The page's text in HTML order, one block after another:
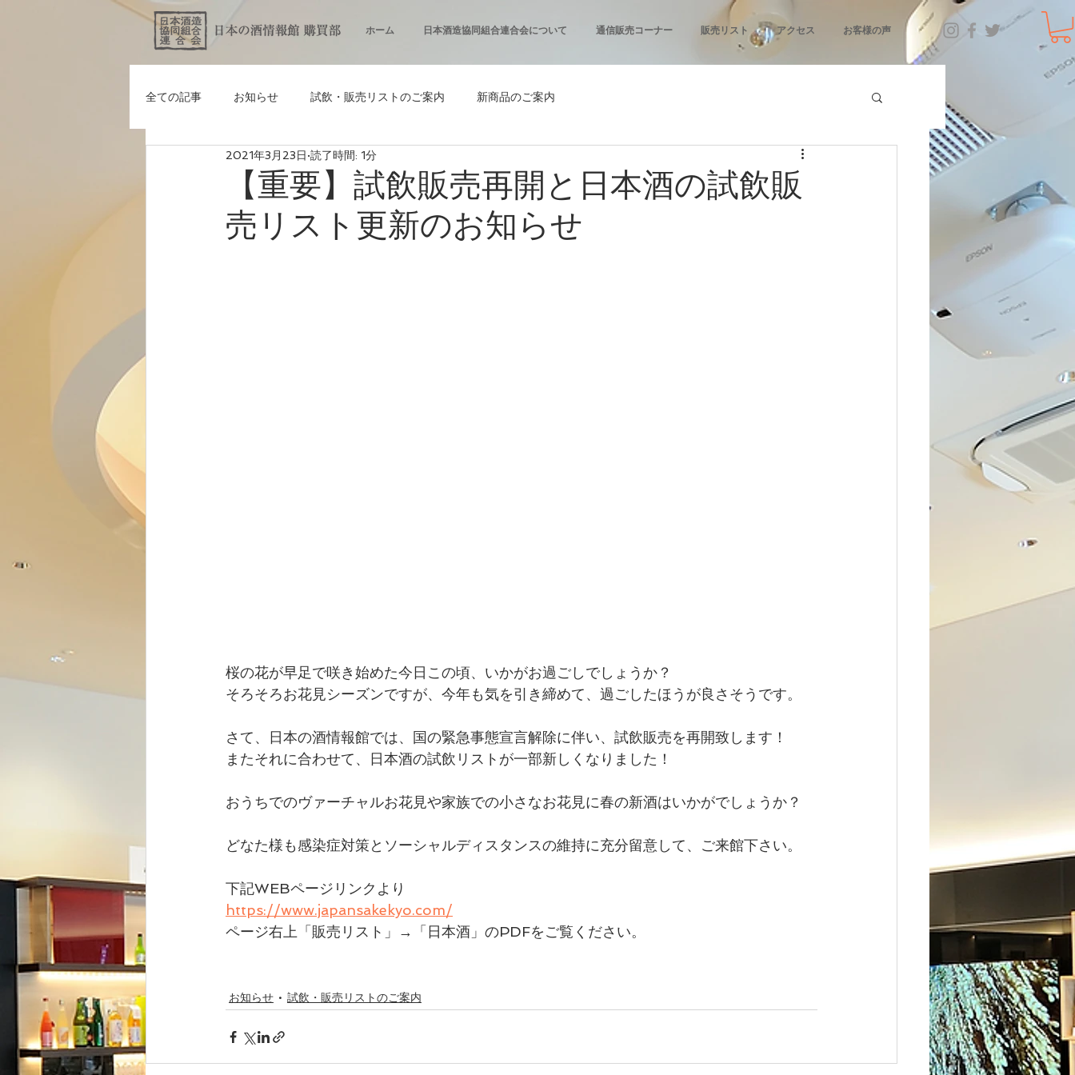
ホーム 日本酒造協同組合連合会について 通信販売コーナー 販売リスト アクセス お客様の声
全ての記事 お知らせ 試飲・販売リストのご案内 新商品のご案内
【重要】試飲販売再開と日本酒の試飲販
売リスト更新のお知らせ
2021年3月23日 読了時間: 1分
桜の花が早足で咲き始めた今日この頃、いかがお過ごしでしょうか？
そろそろお花見シーズンですが、今年も気を引き締めて、過ごしたほうが良さそうです。
さて、日本の酒情報館では、国の緊急事態宣言解除に伴い、試飲販売を再開致します！
またそれに合わせて、日本酒の試飲リストが一部新しくなりました！
おうちでのヴァーチャルお花見や家族での小さなお花見に春の新酒はいかがでしょうか？
どなた様も感染症対策とソーシャルディスタンスの維持に充分留意して、ご来館下さい。
下記WEBページリンクより
https://www.japansakekyo.com/
ページ右上「販売リスト」→「日本酒」のPDFをご覧ください。
お知らせ 試飲・販売リストのご案内